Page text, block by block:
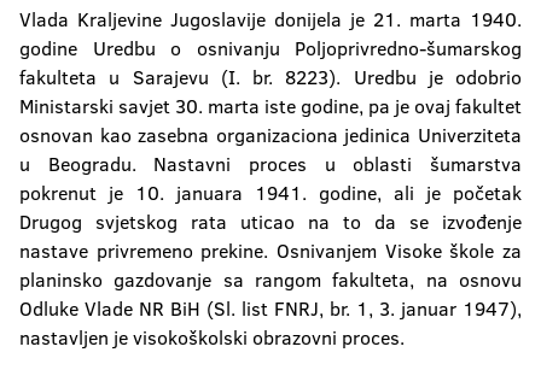
Elektrotehnički fakultet
Mašinski fakultet
Medicinski fakultet
Poljoprivredni fakultet
Pravni fakultet
Prirodno-matematički fakultet
Rudarski fakultet
Vlada Kraljevine Jugoslavije donijela je 21. marta 1940.
godine Uredbu o osnivanju Poljoprivredno-šumarskog
fakulteta u Sarajevu (I. br. 8223). Uredbu je odobrio
Ministarski savjet 30. marta iste godine, pa je ovaj fakultet
osnovan kao zasebna organizaciona jedinica Univerziteta
u Beogradu. Nastavni proces u oblasti šumarstva
pokrenut je 10. januara 1941. godine, ali je početak
Drugog svjetskog rata uticao na to da se izvođenje
nastave privremeno prekine. Osnivanjem Visoke škole za
planinsko gazdovanje sa rangom fakulteta, na osnovu
Odluke Vlade NR BiH (Sl. list FNRJ, br. 1, 3. januar 1947),
nastavljen je visokoškolski obrazovni proces.